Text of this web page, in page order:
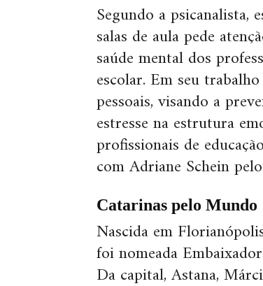
Segundo a psicanalista,
salas de aula pede
saúde mental dos
escolar. Em seu
pessoais, visando a
estresse na estrutura
profissionais de
com Adriane Schein
Catarinas pelo Mundo
Nascida em
foi nomeada
Da capital, Astana,